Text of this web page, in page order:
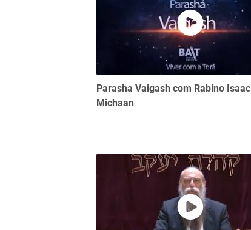
Parasha Vaigash com Rabino Isaac
Michaan